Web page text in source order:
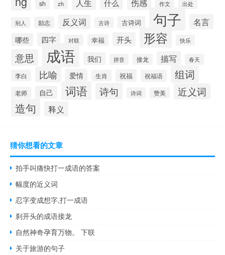
sh zh 人生 什么 伤感 作文 出处
别人 励志 反义词 古诗 古诗词 句子 名言
哪些 四字 对联 幸福 开头 形容 快乐
意思 成语 我们 拼音 接龙 描写 春天
李白 比喻 爱情 生肖 祝福 祝福语 组词
老师 自己 词语 诗句 诗词 赞美 近义词
造句 释义
猜你想看的文章
拍手叫痛快打一成语的答案
幅度的近义词
忍字变成想字,打一成语
刹开头的成语接龙
自然神奇孕育万物。 下联
关于旅游的句子